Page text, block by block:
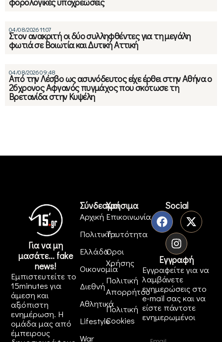
04/08/2026 11:07
Στον ανακριτή οι δύο συλληφθέντες για τη μεγάλη
φωτιά σε Βοιωτία και Δυτική Αττική
04/08/2026 09:48
Από την Λέσβο ως ασυνόδευτος είχε έρθει στην Αθήνα ο
26χρονος Αφγανός πυγμάχος που σκότωσε τη
Βρετανίδα στην Κυψέλη
Για να μη
μασάτε... fake
news!
Εμπιστευτείτε το
15minutes για
άμεση και
αξιόπιστη
ενημέρωση. Η
ομάδα μας από
έμπειρους
Σύνδεσμοι
Αρχική
Πολιτική
Ελλάδα
Οικονομία
Διεθνή
Αθλητικά
Lifestyle
War
Χρήσιμα
Επικοινωνία
Ταυτότητα
Όροι
Χρήσης
Πολιτική
Απορρήτου
Πολιτική
Cookies
Social
Εγγραφή
Εγγραφείτε για να
λαμβάνετε
ενημερώσεις στο
e-mail σας και να
είστε πάντοτε
ενημερωμένοι